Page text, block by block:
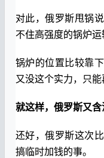
对此，俄罗斯甩锅
不住高强度的锅炉运
锅炉的位置比较靠
又没这个实力，只能
就这样，俄罗斯又含
还好，俄罗斯这次
搞临时加钱的事。